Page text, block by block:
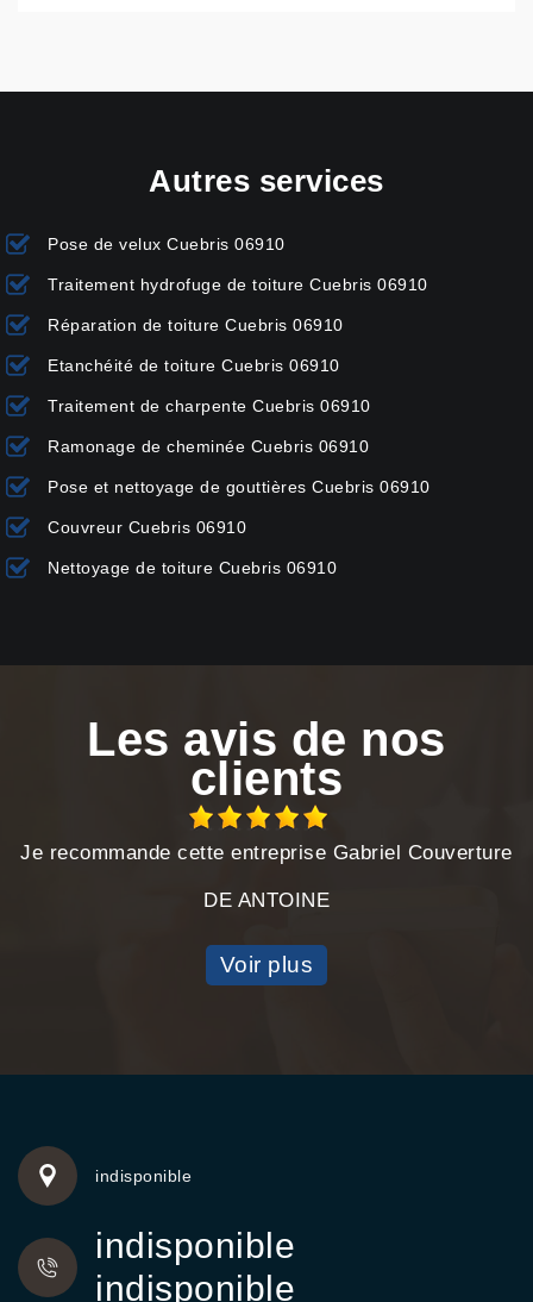
Autres services
Pose de velux Cuebris 06910
Traitement hydrofuge de toiture Cuebris 06910
Réparation de toiture Cuebris 06910
Etanchéité de toiture Cuebris 06910
Traitement de charpente Cuebris 06910
Ramonage de cheminée Cuebris 06910
Pose et nettoyage de gouttières Cuebris 06910
Couvreur Cuebris 06910
Nettoyage de toiture Cuebris 06910
Les avis de nos
clients
Je recommande cette entreprise Gabriel Couverture
DE ANTOINE
Voir plus
indisponible
indisponible
indisponible